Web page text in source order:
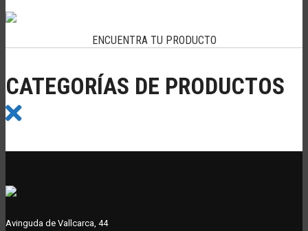
ENCUENTRA TU PRODUCTO
CATEGORÍAS DE PRODUCTOS
Avinguda de Vallcarca, 44